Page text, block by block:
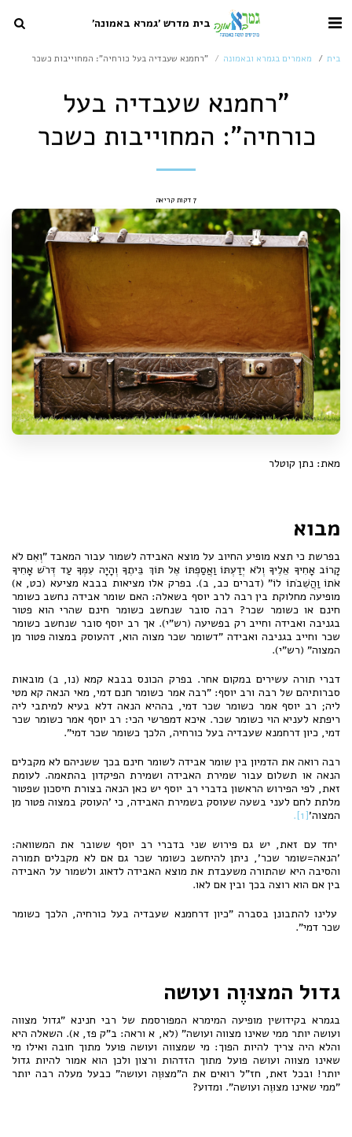
בית מדרש 'גמרא באמונה'
בית מאמרים בגמרא ובאמונה "רחמנא שעבדיה בעל כורחיה": המחוייבות כשכר
"רחמנא שעבדיה בעל
כורחיה": המחוייבות כשכר
7 דקות קריאה
מאת: נתן קוטלר
מבוא
בפרשת כי תצא מופיע החיוב על מוצא האבידה לשמור עבור המאבד "וְאִם לֹא
קָרוֹב אָחִיךָ אֵלֶיךָ וְלֹא יְדַעְתּוֹ וַאֲסַפְתּוֹ אֶל תּוֹךְ בֵּיתֶךָ וְהָיָה עִמְּךָ עַד דְּרֹשׁ אָחִיךָ
אֹתוֹ וַהֲשֵׁבֹתוֹ לוֹ" (דברים כב, ב). בפרק אלו מציאות בבבא מציעא (כט, א)
מופיעה מחלוקת בין רבה לרב יוסף בשאלה: האם שומר אבידה נחשב כשומר
חינם או כשומר שכר? רבה סובר שנחשב כשומר חינם שהרי הוא פטור
בגניבה ואבידה וחייב רק בפשיעה (רש"י). אך רב יוסף סובר שנחשב כשומר
שכר וחייב בגניבה ואבידה "דשומר שכר מצוה הוא, דהעוסק במצוה פטור מן
המצוה" (רש"י).
דברי תורה עשירים במקום אחר. בפרק הכונס בבבא קמא (נו, ב) מובאות
סברותיהם של רבה ורב יוסף: "רבה אמר כשומר חנם דמי, מאי הנאה קא מטי
ליה; רב יוסף אמר כשומר שכר דמי, בההיא הנאה דלא בעיא למיתבי ליה
ריפתא לעניא הוי כשומר שכר. איכא דמפרשי הכי: רב יוסף אמר כשומר שכר
דמי, כיון דרחמנא שעבדיה בעל כורחיה, הלכך כשומר שכר דמי".
רבה רואה את הדמיון בין שומר אבידה לשומר חינם בכך ששניהם לא מקבלים
הנאה או תשלום עבור שמירת האבידה ושמירת הפיקדון בהתאמה. לעומת
זאת, לפי הפירוש הראשון בדברי רב יוסף יש כאן הנאה בצורת חיסכון שפטור
מלתת לחם לעני בשעה שעוסק בשמירת האבידה, כי 'העוסק במצוה פטור מן
המצוה'[1].
יחד עם זאת, יש גם פירוש שני בדברי רב יוסף ששובר את המשוואה:
'הנאה=שומר שכר', ניתן להיחשב כשומר שכר גם אם לא מקבלים תמורה
והסיבה היא שהתורה משעבדת את מוצא האבידה לדאוג ולשמור על האבידה
בין אם הוא רוצה בכך ובין אם לאו.
עלינו להתבונן בסברה "כיון דרחמנא שעבדיה בעל כורחיה, הלכך כשומר
שכר דמי".
גדול המצוּוֶה ועושה
בגמרא בקידושין מופיעה המימרא המפורסמת של רבי חנינא "גדול מצווה
ועושה יותר ממי שאינו מצווה ועושה" (לא, א וראה: ב"ק פז, א). השאלה היא
והלא היה צריך להיות הפוך: מי שמצווה ועושה פועל מתוך חובה ואילו מי
שאינו מצווה ועושה פועל מתוך הזדהות ורצון ולכן הוא אמור להיות גדול
יותר! ובכל זאת, חז"ל רואים את ה"מצוּוֶה ועושה" כבעל מעלה רבה יותר
"ממי שאינו מצוּוֶה ועושה". ומדוע?